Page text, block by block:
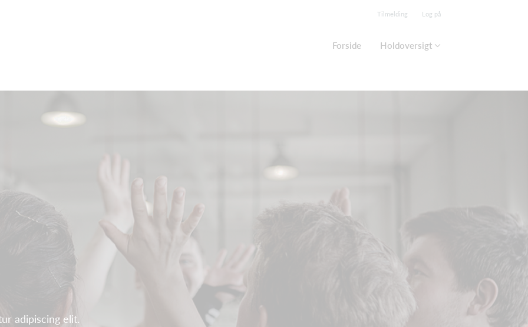
Tilmelding Log på
Forside Holdoversigt
adipiscing elit.